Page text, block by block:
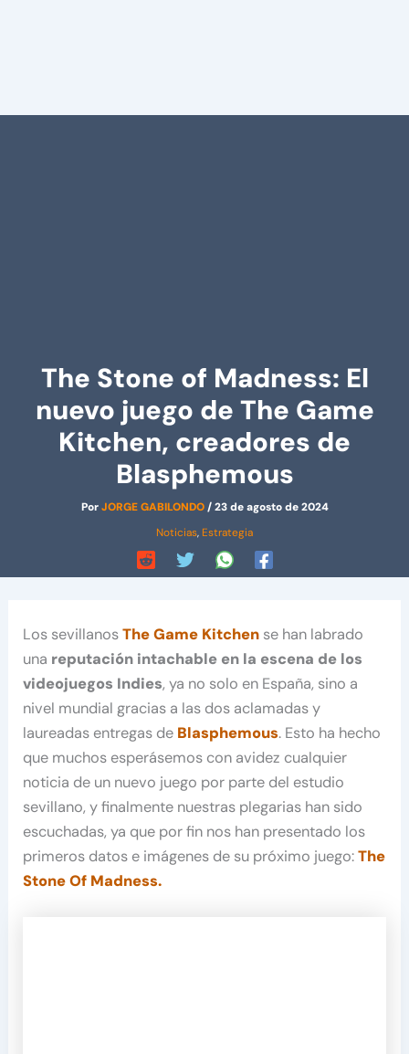
The Stone of Madness: El
nuevo juego de The Game
Kitchen, creadores de
Blasphemous
PorJORGE GABILONDO/23 de agosto de 2024
Noticias, Estrategia
Los sevillanosThe Game Kitchen se han labrado
una reputación intachable en la escena de los
videojuegos Indies, ya no solo en España, sino a
nivel mundial gracias a las dos aclamadas y
laureadas entregas de Blasphemous. Esto ha hecho
que muchos esperásemos con avidez cualquier
noticia de un nuevo juego por parte del estudio
sevillano, y finalmente nuestras plegarias han sido
escuchadas, ya que por fin nos han presentado los
primeros datos e imágenes de su próximo juego: The
Stone Of Madness.